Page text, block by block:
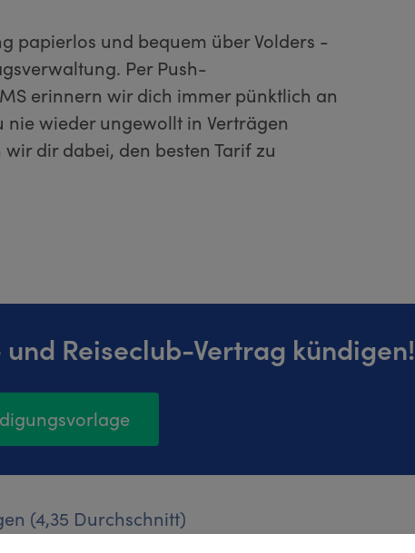
papierlos und bequem über Volders -
Per Push-
erinnern wir dich immer pünktlich an
nie wieder ungewollt in Verträgen
dir dabei, den besten Tarif zu
und Reiseclub-Vertrag kündigen!
(4,35 Durchschnitt)